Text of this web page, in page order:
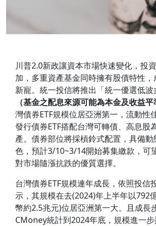
川普2.0新政讓資本市場快速變化，投
加，多重資產基金同時擁有股債特性
新寵。統一投信將推出「統一優選低波
（基金之配息來源可能為本金及收益平
灣債券ETF規模位居亞洲第一，流動性
發行債券ETF搭配台灣可轉債、高息股
產。債券部位將採槓鈴式配置，具備
色，預計3/10~3/14開始募集繳款，可
對市場隨漲抗跌的優質選擇。
台灣債券ETF規模連年成長，依照投信
示，其規模在去(2024)年上半年以792
幣約2.5兆元)位居亞洲第一大。且成長
CMoney統計到2024年底，規模進一